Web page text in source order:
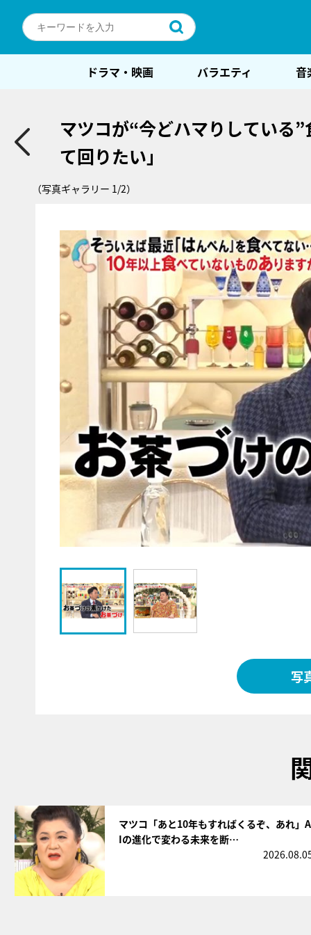
ドラマ・映画 バラエティ 音
マツコが“今どハマりしている
て回りたい」
（写真ギャラリー 1/2）
写
マツコ「あと10年もすればくるぞ、あれ」A
Iの進化で変わる未来を断…